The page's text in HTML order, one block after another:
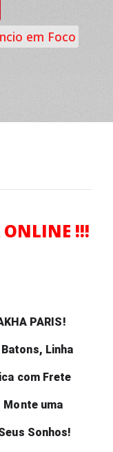
em Foco
ONLINE !!!
PARIS!
Linha
com Frete
Monte uma
Sonhos!